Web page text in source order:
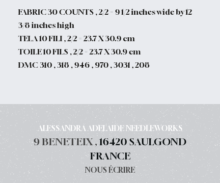
FABRIC 30 COUNTS , 2/2 = 9 1/2 inches wide by 12
3/8 inches high
TELA 10 FILI , 2/2 = 23.7 X 30.9 cm
TOILE 10 FILS , 2/2 = 23.7 X 30.9 cm
DMC 310 , 318 , 946 , 970 , 3031 , 208
ALESSANDRA ADELAIDE NEEDLEWORKS
9 BENETEIX ,16420 SAULGOND
FRANCE
NOUS ÉCRIRE